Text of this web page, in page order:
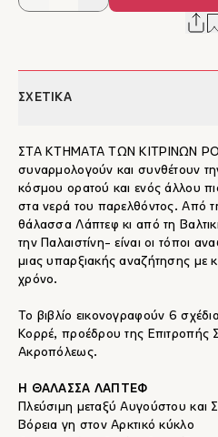
ΣΧΕΤΙΚΑ
ΣΤΑ ΚΤΗΜΑΤΑ ΤΩΝ ΚΙΤΡΙΝΩΝ
συναρμολογούν και συνθέτουν
κόσμου ορατού και ενός άλλου
στα νερά του παρελθόντος. Από
θάλασσα Λάπτεφ κι από τη
την Παλαιστίνη- είναι οι τόποι
μιας υπαρξιακής αναζήτησης με
χρόνο.
Το βιβλίο εικονογραφούν 6
Κορρέ, προέδρου της Επιτροπής
Ακροπόλεως.
Η ΘΑΛΑΣΣΑ ΛΑΠΤΕΦ
Πλεύσιμη μεταξύ Αυγούστου και
Βόρεια γη στον Αρκτικό κύκλο